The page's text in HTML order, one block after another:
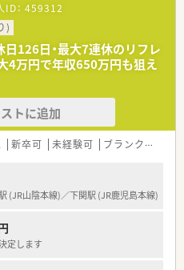
リキュラムの他、栄養学や漢方・
研修等の教育制度も充実していま
サポートや地域薬学ケア専門薬剤
、提携のクリニック様で症例を集め
スキルアップもできる環境があり
ッグストア・調剤薬局を運営され
ではNo.1のシェア率を持っており
充実を図るために、調剤・ドラッグ
の取り組みにも積極的に関わるこ
な存在」になることを目指していま
： 459312
)
日126日・最大7連休のリフレ
4万円で年収650万円も狙え
トに追加
新卒可 未経験可 ブランク可
(JR山陰本線)／下関駅 (JR鹿児島本線)
定します